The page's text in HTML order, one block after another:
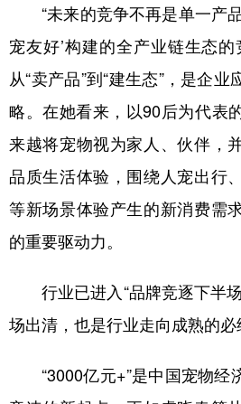
“未来的竞争不再是单一产品
宠友好’构建的全产业链生态的
从“卖产品”到“建生态”，是企
略。在她看来，以90后为代表
来越将宠物视为家人、伙伴，
品质生活体验，围绕人宠出行
等新场景体验产生的新消费需
的重要驱动力。
行业已进入“品牌竞逐下半
场出清，也是行业走向成熟的必
“3000亿元+”是中国宠物经